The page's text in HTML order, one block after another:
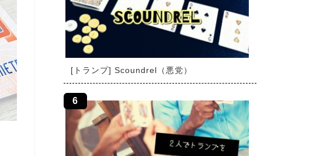
[トランプ] Scoundrel（悪党）